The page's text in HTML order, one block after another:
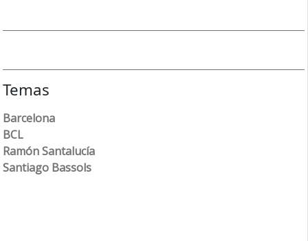
Temas
Barcelona
BCL
Ramón Santalucía
Santiago Bassols